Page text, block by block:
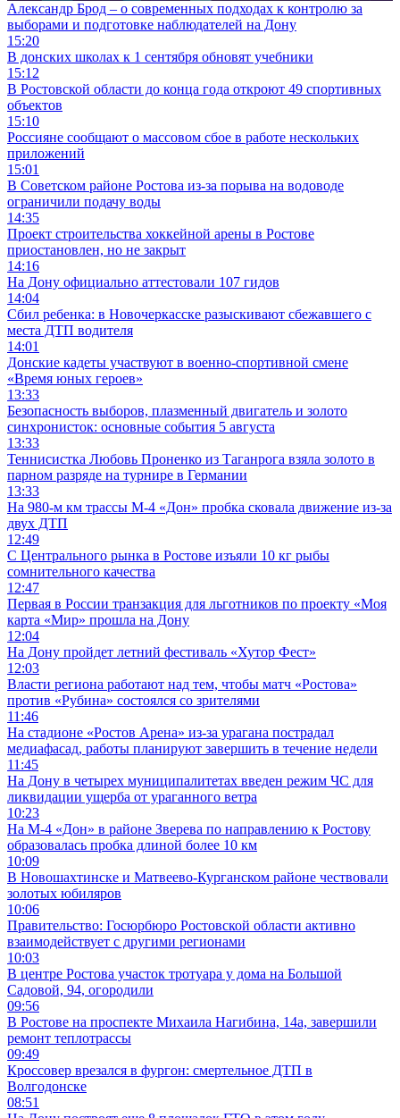
Александр Брод – о современных подходах к контролю за
выборами и подготовке наблюдателей на Дону
15:20
В донских школах к 1 сентября обновят учебники
15:12
В Ростовской области до конца года откроют 49 спортивных
объектов
15:10
Россияне сообщают о массовом сбое в работе нескольких
приложений
15:01
В Советском районе Ростова из-за порыва на водоводе
ограничили подачу воды
14:35
Проект строительства хоккейной арены в Ростове
приостановлен, но не закрыт
14:16
На Дону официально аттестовали 107 гидов
14:04
Сбил ребенка: в Новочеркасске разыскивают сбежавшего с
места ДТП водителя
14:01
Донские кадеты участвуют в военно-спортивной смене
«Время юных героев»
13:33
Безопасность выборов, плазменный двигатель и золото
синхронисток: основные события 5 августа
13:33
Теннисистка Любовь Проненко из Таганрога взяла золото в
парном разряде на турнире в Германии
13:33
На 980‑м км трассы М‑4 «Дон» пробка сковала движение из-за
двух ДТП
12:49
С Центрального рынка в Ростове изъяли 10 кг рыбы
сомнительного качества
12:47
Первая в России транзакция для льготников по проекту «Моя
карта «Мир» прошла на Дону
12:04
На Дону пройдет летний фестиваль «Хутор Фест»
12:03
Власти региона работают над тем, чтобы матч «Ростова»
против «Рубина» состоялся со зрителями
11:46
На стадионе «Ростов Арена» из-за урагана пострадал
медиафасад, работы планируют завершить в течение недели
11:45
На Дону в четырех муниципалитетах введен режим ЧС для
ликвидации ущерба от ураганного ветра
10:23
На М-4 «Дон» в районе Зверева по направлению к Ростову
образовалась пробка длиной более 10 км
10:09
В Новошахтинске и Матвеево-Курганском районе чествовали
золотых юбиляров
10:06
Правительство: Госюрбюро Ростовской области активно
взаимодействует с другими регионами
10:03
В центре Ростова участок тротуара у дома на Большой
Садовой, 94, огородили
09:56
В Ростове на проспекте Михаила Нагибина, 14а, завершили
ремонт теплотрассы
09:49
Кроссовер врезался в фургон: смертельное ДТП в
Волгодонске
08:51